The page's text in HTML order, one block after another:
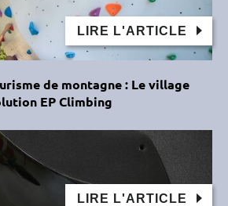
LIRE L'ARTICLE
de montagne : Le village
EP Climbing
LIRE L'ARTICLE